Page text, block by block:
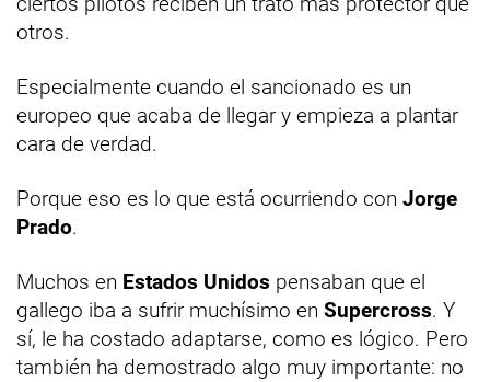
otros.
Especialmente cuando el sancionado es un
europeo que acaba de llegar y empieza a plantar
cara de verdad.
Porque eso es lo que está ocurriendo con Jorge
Prado.
Muchos en Estados Unidos pensaban que el
gallego iba a sufrir muchísimo en Supercross. Y
sí, le ha costado adaptarse, como es lógico. Pero
también ha demostrado algo muy importante: no